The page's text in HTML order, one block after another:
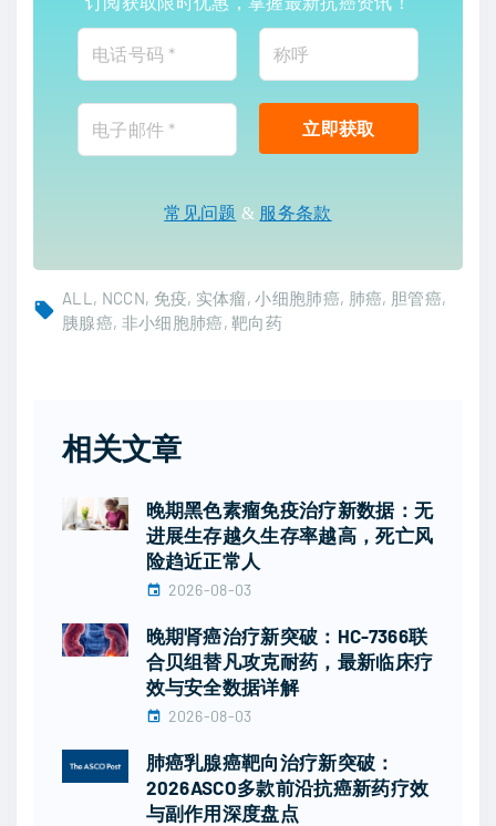
常见问题 & 服务条款
ALL NCCN 免疫 实体瘤 小细胞肺癌 肺癌 胆管癌
胰腺癌 非小细胞肺癌 靶向药
相关文章
晚期黑色素瘤免疫治疗新数据：无
进展生存越久生存率越高，死亡风
险趋近正常人
2026-08-03
晚期肾癌治疗新突破：HC-7366联
合贝组替凡攻克耐药，最新临床疗
效与安全数据详解
2026-08-03
肺癌乳腺癌靶向治疗新突破：
2026ASCO多款前沿抗癌新药疗效
与副作用深度盘点